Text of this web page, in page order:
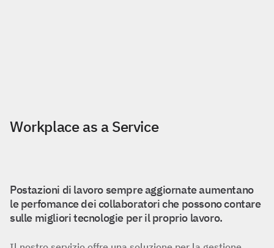
Workplace as a Service
Postazioni di lavoro sempre aggiornate aumentano
le perfomance dei collaboratori che possono contare
sulle migliori tecnologie per il proprio lavoro.